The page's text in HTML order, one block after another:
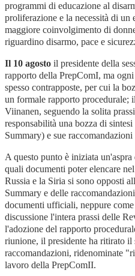
programmi di educazione al
proliferazione e la necessità di
maggiore coinvolgimento di
riguardino disarmo, pace e
Il 10 agosto il presidente della
rapporto della PrepComI, ma
spesso contrapposte, per cui la
un formale rapporto procedurale;
Viinanen, seguendo la solita
responsabilità una bozza di
Summary) e sue
A questo punto è iniziata
quali documenti poter elencare
Russia e la Siria si sono opposti
Summary e delle
documenti ufficiali, neppure
discussione l'intera prassi delle
l'adozione del rapporto
riunione, il presidente ha ritirato il
raccomandazioni, ridenominate
lavoro della PrepComII.